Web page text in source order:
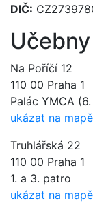
DIČ:
Na Poříčí 12
110 00 Praha 1
Palác YMCA
ukázat na mapě
Truhlářská 22
110 00 Praha 1
1. a 3. patro
ukázat na mapě